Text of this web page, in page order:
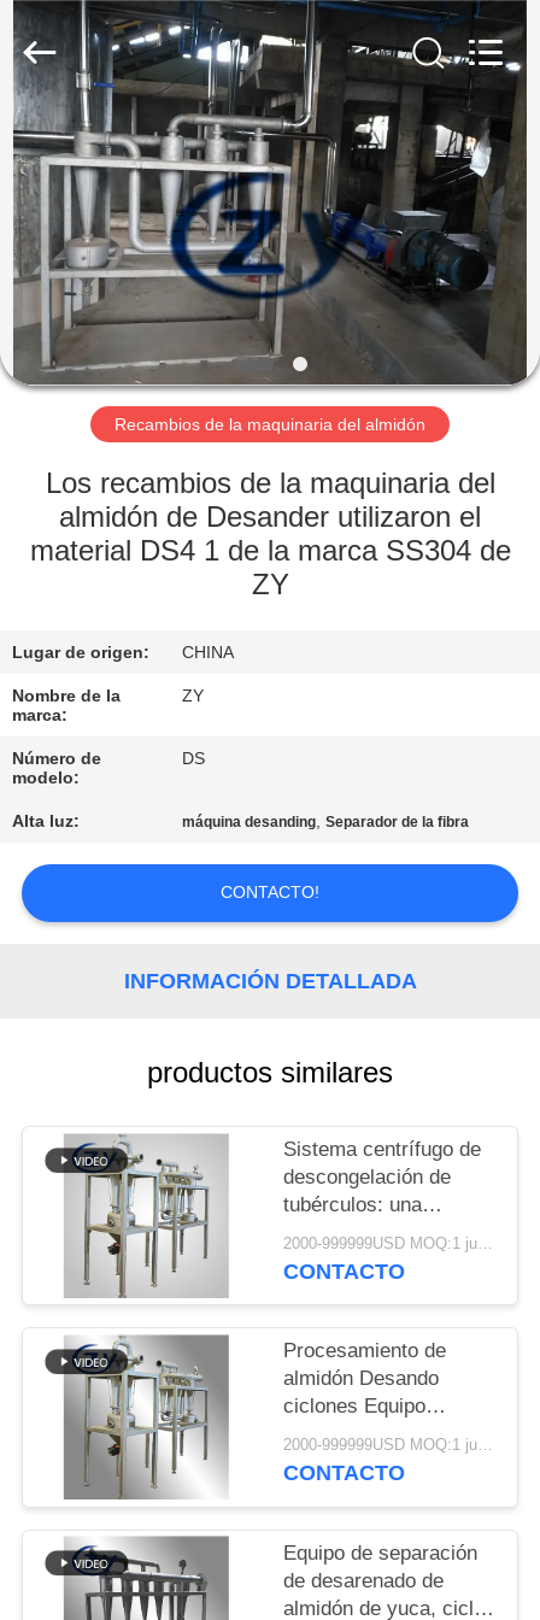
HOGAR
PRODUCTOS
SOBRE
LOS
E.E.U.U.
VIAJE
FÁBRICA
DE
CALIDAD
ÉNTRENOS
EN
CONTACTO
CON
NOTICIAS
CITA
MAPA
SITIO
PRIVACY
POLICY
2026
Henan
Zhiyuan
Starch
Engineering
Machinery
Co.,ltd.
Rights
Reserved.
Recambios de la maquinaria del almidón
Los recambios de la maquinaria del
almidón de Desander utilizaron el
material DS4 1 de la marca SS304 de
ZY
Lugar de origen: CHINA
Nombre de la
marca:
ZY
Número de
modelo:
DS
Alta luz: máquina desanding,Separador de la fibra
CONTACTO!
INFORMACIÓN DETALLADA
productos similares
Sistema centrífugo de
descongelación de
tubérculos: una
solución dedicada para
la purificación de
dulce
2000-999999USD MOQ:1 juego
CONTACTO
Procesamiento de
almidón Desando
ciclones Equipo
especial para la
limpieza de la arena
almidón de papa Slurry
2000-999999USD MOQ:1 juego
CONTACTO
Equipo de separación
de desarenado de
almidón de yuca, ciclón